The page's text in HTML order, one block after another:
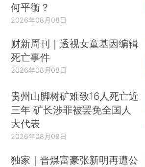
何平衡？
2026年08月08日
财新周刊｜透视女童基因编辑
死亡事件
2026年08月08日
贵州山脚树矿难致16人死亡近
三年 矿长涉罪被罢免全国人
大代表
2026年08月08日
独家｜晋煤富豪张新明再遭公